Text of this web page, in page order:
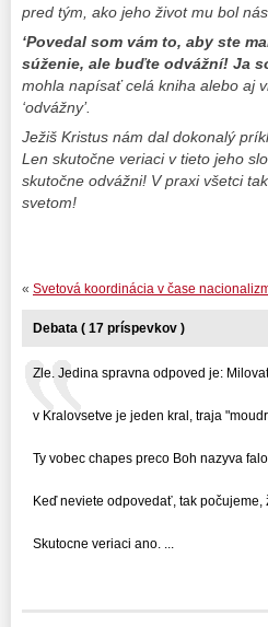
pred tým, ako jeho život mu bol
‘Povedal som vám to, aby ste
súženie, ale buďte odvážní! Ja
mohla napísať celá kniha alebo aj
‘odvážny’.
Ježiš Kristus nám dal dokonalý
Len skutočne veriaci v tieto jeho
skutočne odvážni! V praxi všetci
svetom!
« Svetová koordinácia v čase
Debata ( 17 príspevkov )
Zle. Jedina spravna odpoved je:
v Kralovsetve je jeden kral, traja
Ty vobec chapes preco Boh nazyva
Keď neviete odpovedať, tak počujeme,
Skutocne veriaci ano. ...